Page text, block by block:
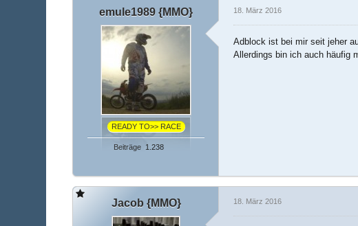
emule1989 {MMO}
READY TO>> RACE
Beiträge 1.238
18. März 2016
Adblock ist bei mir seit jeher
Allerdings bin ich auch häufig
Jacob {MMO} 18. März 2016